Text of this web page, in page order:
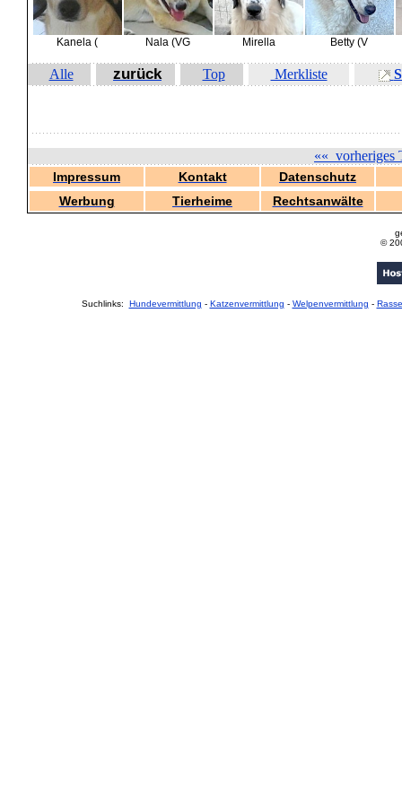
Kanela ( Nala (VG Mirella Betty (V
Alle zurück Top Merkliste
«« vorheriges
Impressum Kontakt
Datenschutz
Werbung
Tierheime Rechtsanwälte
©
Suchlinks: Hundevermittlung - Katzenvermittlung - Welpenvermittlung -